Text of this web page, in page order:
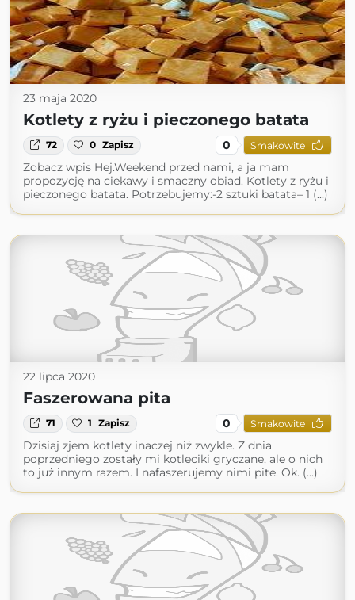
23 maja 2020
Kotlety z ryżu i pieczonego batata
72 0 Zapisz 0 Smakowite
Zobacz wpis Hej.Weekend przed nami, a ja mam
propozycję na ciekawy i smaczny obiad. Kotlety z ryżu i
pieczonego batata. Potrzebujemy:-2 sztuki batata– 1 (...)
22 lipca 2020
Faszerowana pita
71 1 Zapisz 0 Smakowite
Dzisiaj zjem kotlety inaczej niż zwykle. Z dnia
poprzedniego zostały mi kotleciki gryczane, ale o nich
to już innym razem. I nafaszerujemy nimi pite. Ok. (...)